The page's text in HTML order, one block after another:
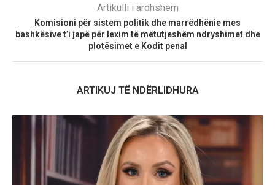
Artikulli i ardhshëm
Komisioni për sistem politik dhe marrëdhënie mes
bashkësive t’i japë për lexim të mëtutjeshëm ndryshimet dhe
plotësimet e Kodit penal
ARTIKUJ TË NDËRLIDHURA